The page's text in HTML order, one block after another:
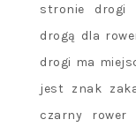
stronie drogi
drogą dla
drogi ma
jest znak
czarny rower